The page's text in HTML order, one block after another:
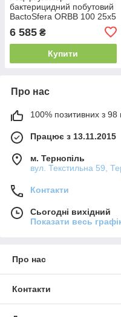
бактерицидний побутовий
BactoSfera ORBB 100 25х5
6 585 ₴
Купити
Про нас
100% позитивних з 98
Працює з 13.11.2015
м. Тернопіль
вул. Текстильна 59,
Контакти
Сьогодні вихідний
Показати весь
Про нас
Контакти